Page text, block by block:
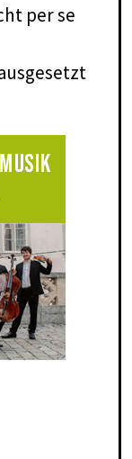
per se